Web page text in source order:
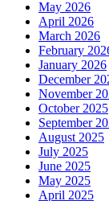
May 2026
April 2026
March 2026
February
January 2026
December
November
October 2025
September
August 2025
July 2025
June 2025
May 2025
April 2025